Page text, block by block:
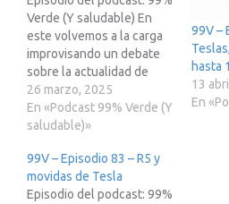
Verde (Y saludable) En
este volvemos a la carga
improvisando un debate
sobre la actualidad de
Tesla y la competencia.
Recuerda que si estas
pensando en adquirir un
enlace de recomendación
y obtener un descuento
de 250 € en tu nuevo
26 marzo, 2025
En «Podcast 99% Verde (Y
saludable)»
99V –
hasta
13
En
99V – Episodio 83 – R5 y
movidas de Tesla
Episodio del podcast: 99%